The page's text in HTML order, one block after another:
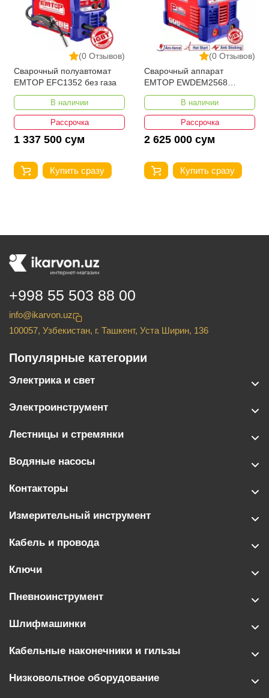
(0 Отзывов)
Сварочный полуавтомат
EMTOP EFC1352 без газа
В наличии
Рассрочка
1 337 500 сум
Купить сразу
(0 Отзывов)
Сварочный аппарат
EMTOP EWDEM2568
MMA/TIG Lift
В наличии
Рассрочка
2 625 000 сум
Купить сразу
+998 55 503 88 00
info@ikarvon.uz
100057, Узбекистан, г. Ташкент, Уста Ширин, 136
Популярные категории
Электрика и свет
Электроинструмент
Лестницы и стремянки
Водяные насосы
Контакторы
Измерительный инструмент
Кабель и провода
Ключи
Пневноинструмент
Шлифмашинки
Кабельные наконечники и гильзы
Низковольтное оборудование